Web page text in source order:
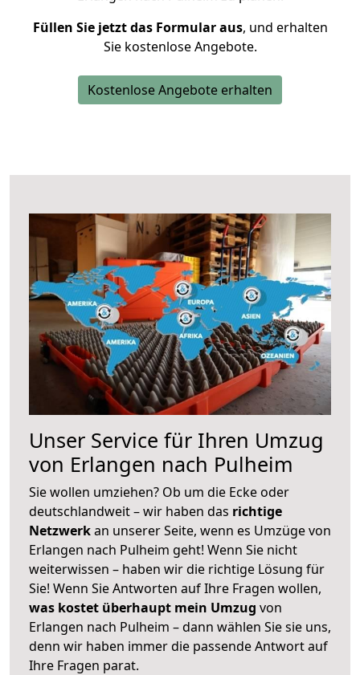
Füllen Sie jetzt das Formular aus, und erhalten
Sie kostenlose Angebote.
Kostenlose Angebote erhalten
Unser Service für Ihren Umzug
von Erlangen nach Pulheim
Sie wollen umziehen? Ob um die Ecke oder
deutschlandweit – wir haben das richtige
Netzwerkan unserer Seite, wenn es Umzüge von
Erlangen nach Pulheim geht! Wenn Sie nicht
weiterwissen – haben wir die richtige Lösung für
Sie! Wenn Sie Antworten auf Ihre Fragen wollen,
was kostet überhaupt mein Umzug von
Erlangen nach Pulheim – dann wählen Sie sie uns,
denn wir haben immer die passende Antwort auf
Ihre Fragen parat.